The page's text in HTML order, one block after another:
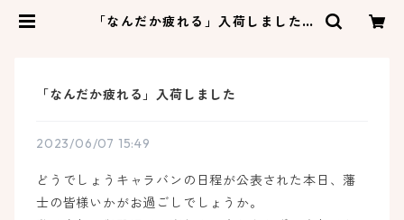
「なんだか疲れる」入荷しました |
「なんだか疲れる」入荷しました
2023/06/07 15:49
どうでしょうキャラバンの日程が公表された本日、藩
士の皆様いかがお過ごしでしょうか。